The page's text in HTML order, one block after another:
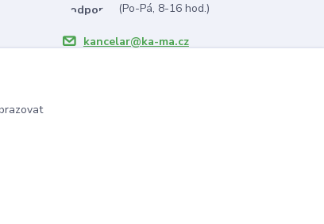
(Po-Pá, 8-16 hod.)
kancelar@ka-ma.cz